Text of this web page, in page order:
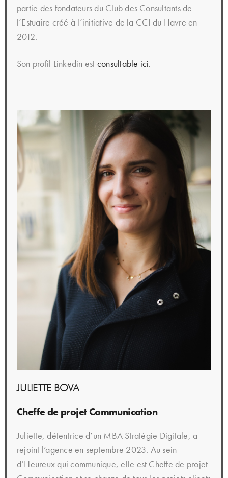
partie des fondateurs du Club des Consultants de
l’Estuaire créé à l’initiative de la CCI du Havre en
2012.
Son profil Linkedin est consultable ici.
JULIETTE BOVA
Cheffe de projet Communication
Juliette, détentrice d’un MBA Stratégie Digitale, a
rejoint l’agence en septembre 2023. Au sein
d’Heureux qui communique, elle est Cheffe de projet